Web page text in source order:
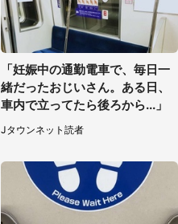
「妊娠中の通勤電車で、毎日一
緒だったおじいさん。ある日、
車内で立ってたら後ろから...」
Jタウンネット読者